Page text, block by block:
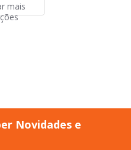
mais
Novidades e